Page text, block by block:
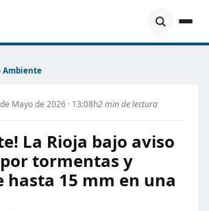
Ambiente
Mayo de 2026 · 13:08h2 min de lectura
La Rioja bajo aviso
tormentas y
hasta 15 mm en una